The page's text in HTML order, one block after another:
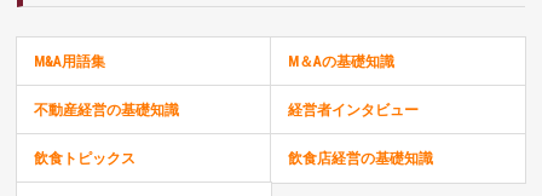
M&A用語集 M＆Aの基礎知識
不動産経営の基礎知識 経営者インタビュー
飲食トピックス 飲食店経営の基礎知識